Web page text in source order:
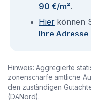
90 €/m².
Hier können
Ihre Adresse
Hinweis: Aggregierte
zonenscharfe amtliche
den zuständigen
(DANord).